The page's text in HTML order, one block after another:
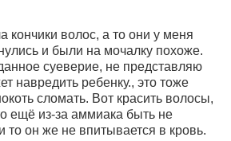
кончики волос, а то они у меня
и были на мочалку похоже.
суеверие, не представляю
навредить ребенку., это тоже
сломать. Вот красить волосы,
ещё из-за аммиака быть не
то он же не впитывается в кровь.